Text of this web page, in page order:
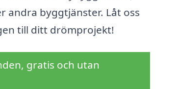
andra byggtjänster. Låt oss
till ditt drömprojekt!
gratis och utan